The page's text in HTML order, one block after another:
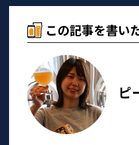
この記事を書い
ピ